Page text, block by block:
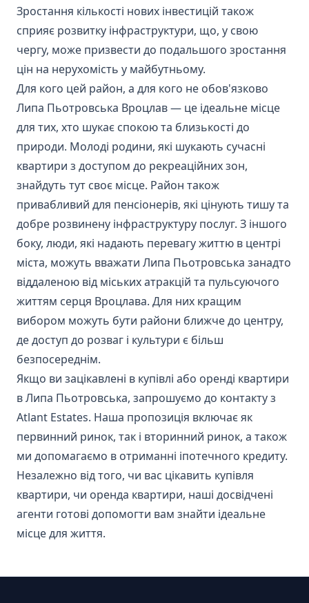
Зростання кількості нових інвестицій також
сприяє розвитку інфраструктури, що, у свою
чергу, може призвести до подальшого зростання
цін на нерухомість у майбутньому.
Для кого цей район, а для кого не обов'язково
Липа Пьотровська Вроцлав — це ідеальне місце
для тих, хто шукає спокою та близькості до
природи. Молоді родини, які шукають сучасні
квартири з доступом до рекреаційних зон,
знайдуть тут своє місце. Район також
привабливий для пенсіонерів, які цінують тишу та
добре розвинену інфраструктуру послуг. З іншого
боку, люди, які надають перевагу життю в центрі
міста, можуть вважати Липа Пьотровська занадто
віддаленою від міських атракцій та пульсуючого
життям серця Вроцлава. Для них кращим
вибором можуть бути райони ближче до центру,
де доступ до розваг і культури є більш
безпосереднім.
Якщо ви зацікавлені в купівлі або оренді квартири
в Липа Пьотровська, запрошуємо до контакту з
Atlant Estates. Наша пропозиція включає як
первинний ринок, так і вторинний ринок, а також
ми допомагаємо в отриманні іпотечного кредиту.
Незалежно від того, чи вас цікавить купівля
квартири, чи оренда квартири, наші досвідчені
агенти готові допомогти вам знайти ідеальне
місце для життя.